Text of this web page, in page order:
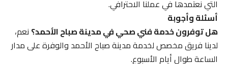
التي نعتمدها في عملنا الاحترافي.
أسئلة وأجوبة
هل توفرون خدمة فني صحي في مدينة صباح الأحمد؟نعم،
لدينا فريق مخصص لخدمة مدينة صباح الأحمد والوفرة على مدار
الساعة طوال أيام الأسبوع.